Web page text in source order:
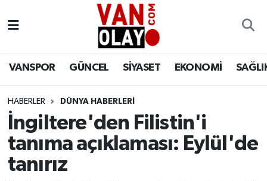
VANSPOR GÜNCEL SİYASET EKONOMİ
HABERLER DÜNYA HABERLERİ
İngiltere'den Filistin'i
tanıma açıklaması: Eylül'de
tanırız
Siyaset
Ekonomi
Sağlık
Van Nöbetçi Eczaneler
Van Namaz Vakitleri
Van Trafik Yoğunluk Haritası
Süper Lig Puan Durumu ve Fikstür